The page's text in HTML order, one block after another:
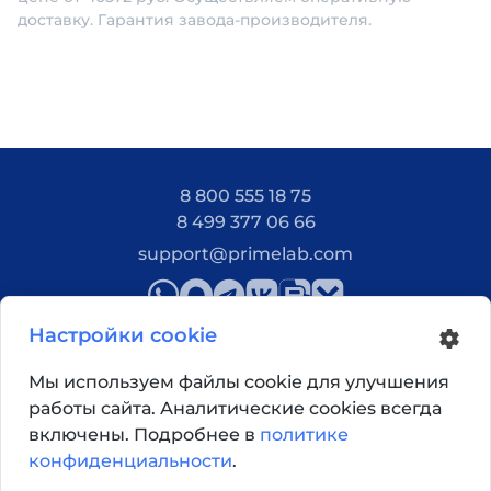
доставку. Гарантия завода-производителя.
8 800 555 18 75
8 499 377 06 66
support@primelab.com
Как добраться?
Настройки cookie
Мы используем файлы cookie для улучшения
работы сайта. Аналитические cookies всегда
включены. Подробнее в политике
конфиденциальности.